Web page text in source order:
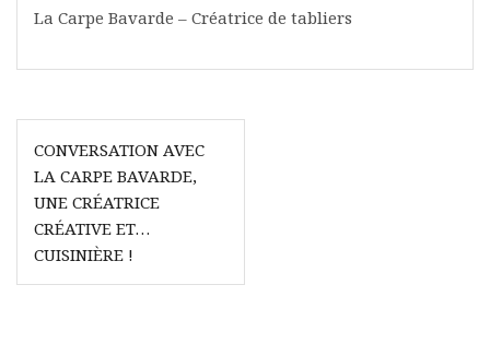
La Carpe Bavarde – Créatrice de tabliers
Navigation
de
l’article
CONVERSATION AVEC
LA CARPE BAVARDE,
UNE CRÉATRICE
CRÉATIVE ET…
CUISINIÈRE !